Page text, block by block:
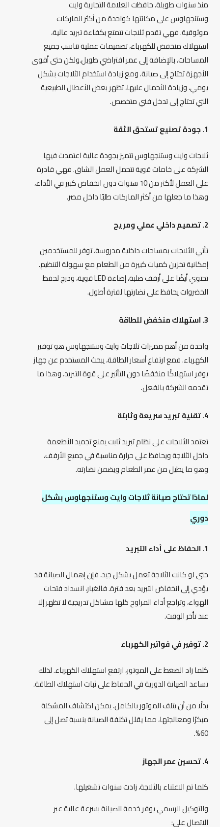
منذ سنوات طويلة، حافظت العلامة التجارية وايت
وستنجهاوس على مكانتها كواحدة من أكثر الماركات
موثوقية. فهي تقدم ثلاجات تتمتع بكفاءة تبريد عالية،
استهلاك منخفض للكهرباء، تصميمات عملية تناسب جميع
المساحات، بالإضافة إلى عمر افتراضي طويل.ولكن حتى أقوى
الأجهزة تحتاج إلى صيانة. ومع زيادة استخدام الثلاجات بشكل
يومي، وزيادة الأحمال عليها، تظهر بعض الأعطال الطبيعية
التي تحتاج إلى تدخل فني متخصص.
1. جودة تصنيع تستحق الثقة
ثلاجات وايت وستنجهاوس تتميز بجودة عالية اعتمدت فيها
الشركة على خامات قوية تتحمل العمل الشاق. فهي قادرة
على العمل لأكثر من 10 سنوات دون انخفاض كبير في الأداء،
وهذا ما جعلها من أكثر الماركات طلبًا داخل مصر.
2. تصميم داخلي عملي ومريح
تأتي الثلاجات بمساحات داخلية مدروسة، توفر للمستخدمين
إمكانية تخزين كميات كبيرة من الطعام مع سهولة التنظيم.
تحتوي أيضًا على أرفف صلبة، إضاءة LED قوية، ودرج لحفظ
الخضروات يحافظ على نضارتها لفترة أطول.
3. استهلاك منخفض للطاقة
واحدة من أهم مميزات ثلاجات وايت وستنجهاوس هو توفير
الكهرباء. فمع ارتفاع أسعار الطاقة، يبحث المستخدم عن جهاز
يوفر استهلاكًا منخفضًا دون التأثير على قوة التبريد، وهذا ما
تقدمه الشركة بالفعل.
4. تقنية تبريد سريعة وثابتة
تعتمد الثلاجات على نظام تبريد ثابت يمنع تجميد الأطعمة
داخل الثلاجة ويحافظ على حرارة مناسبة في جميع الأرفف،
وهو ما يطيل من عمر الطعام ويضمن نضارته.
لماذا تحتاج صيانة ثلاجات وايت وستنجهاوس بشكل
دوري
1. الحفاظ على أداء التبريد
حتى لو كانت الثلاجة تعمل بشكل جيد، فإن إهمال الصيانة قد
يؤدي إلى انخفاض التبريد بعد فترة. فالغبار، انسداد فتحات
الهواء، وتراجع أداء المراوح كلها مشاكل تدريجية لا تظهر إلا
عند تأخر الوقت.
2. توفير في فواتير الكهرباء
كلما زاد الضغط على الموتور، ارتفع استهلاك الكهرباء. لذلك
تساعد الصيانة الدورية في الحفاظ على ثبات استهلاك الطاقة.
بدلًا من أن يتلف الموتور بالكامل، يمكن اكتشاف المشكلة
مبكرًا ومعالجتها، مما يقلل تكلفة الصيانة بنسبة تصل إلى
60%.
4. تحسين عمر الجهاز
كلما تم الاعتناء بالثلاجة، زادت سنوات تشغيلها.
والتوكيل الرسمي يوفر خدمة الصيانة بسرعة عالية عبر
الاتصال على: